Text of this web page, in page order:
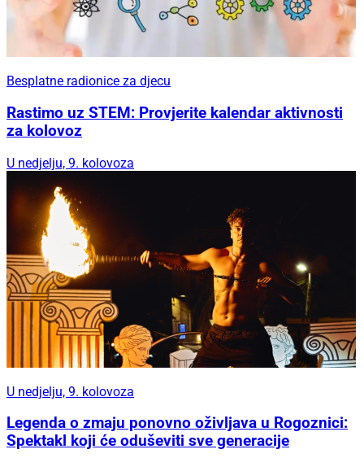
Besplatne radionice za djecu
Rastimo uz STEM: Provjerite kalendar aktivnosti
za kolovoz
U nedjelju, 9. kolovoza
U nedjelju, 9. kolovoza
Legenda o zmaju ponovno oživljava u Rogoznici:
Spektakl koji će oduševiti sve generacije